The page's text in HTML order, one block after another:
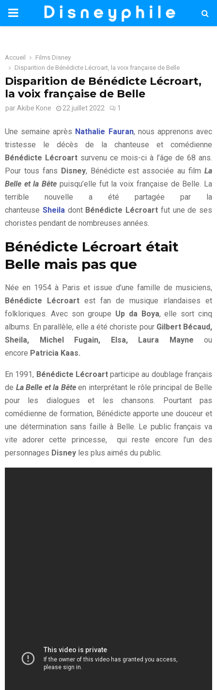
PRIMARY
Accueil
Films Disney
Disparition de Bénédicte Lécroart, la voix française de Belle
Disparition de Bénédicte Lécroart,
la voix française de Belle
par Akibe Kone 22 juillet 2022 1
Une semaine après Nathalie Fauran, nous apprenons avec
tristesse le décès de la chanteuse et comédienne
Bénédicte Lécroart survenu ce mois-ci à l’âge de 68 ans.
Pour tous fans Disney, Bénédicte est associée au filmLa
Belle et la Bête puisqu’elle fut la voix française de Belle. La
terrible nouvelle a été partagée par la
chanteuse Sheila dont Bénédicte Lécroart fut une de ses
choristes pendant de nombreuses années.
Bénédicte Lécroart était
Belle mais pas que
Née en 1954 à Paris et issue d’une famille de musiciens,
Bénédicte Lécroart est fan de musique irlandaises et
folkloriques. Avec son groupe Up da Boya, elle sort cinq
albums. En parallèle, elle a été choriste pour Gilbert Bécaud,
Sheila, Michel Fugain, Elsa, Laura Mayne ou
encore Patricia Kaas.
En 1991, Bénédicte Lécroartparticipe au doublage français
de La Belle et la Bêteen interprétant le rôle principal de Belle
pour les dialogues et les chansons. Pourtant pas
comédienne de formation, Bénédicte apporte une douceur et
une détermination sans faille à Belle. Le public français va
vite adorer cette princesse, qui reste encore l’un des
personnages Disney les plus aimés du public.